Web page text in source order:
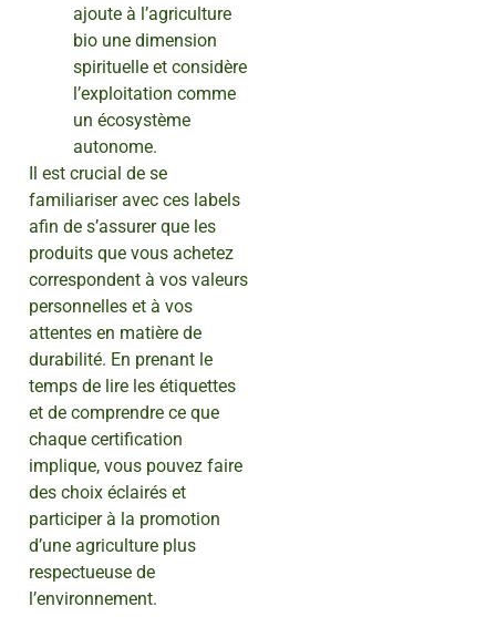
ajoute à l’agriculture
bio une dimension
spirituelle et considère
l’exploitation comme
un écosystème
autonome.
Il est crucial de se
familiariser avec ces labels
afin de s’assurer que les
produits que vous achetez
correspondent à vos valeurs
personnelles et à vos
attentes en matière de
durabilité. En prenant le
temps de lire les étiquettes
et de comprendre ce que
chaque certification
implique, vous pouvez faire
des choix éclairés et
participer à la promotion
d’une agriculture plus
respectueuse de
l’environnement.